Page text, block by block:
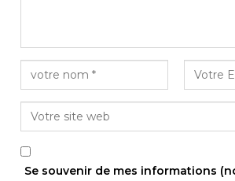
Se souvenir de mes informations